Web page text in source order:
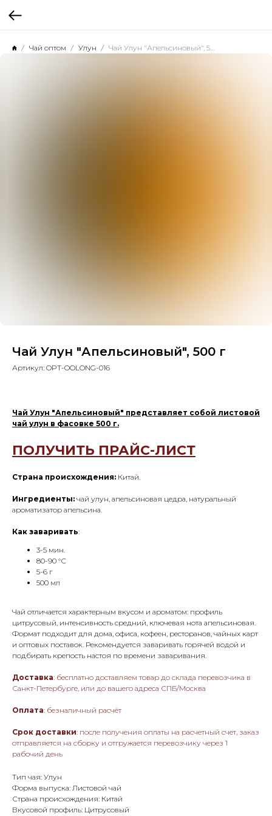
Чай оптом Улун Чай Улун "Апельсиновый", 500 г
Чай Улун "Апельсиновый", 500 г
Артикул: OPT-OOLONG-016
Чай Улун "Апельсиновый" представляет собой листовой
чай улун в фасовке 500 г.
ПОЛУЧИТЬ ПРАЙС-ЛИСТ
Страна происхождения: Китай.
Ингредиенты: чай улун, апельсиновая цедра, натуральный
ароматизатор апельсина.
Как заваривать:
3-5 мин.
80-90 °С
5-6 г
500 мл
Чай отличается характерным вкусом и ароматом: профиль
цитрусовый, интенсивность средний, ключевая нота апельсиновая.
Формат подходит для дома, офиса, кофеен, ресторанов, чайных карт
и оптовых поставок. Рекомендуется заваривать горячей водой и
подбирать крепость настоя по времени заваривания.
Доставка: бесплатно доставляем товар до склада перевозчика в
Санкт-Петербурге, или до вашего адреса СПБ/Москва
Оплата: безналичный расчёт
Срок доставки: после получения оплаты на расчетный счет, заказ
отправляется на сборку и отгружается перевозчику через 1
рабочий день
Тип чая: Улун
Форма выпуска: Листовой чай
Страна происхождения: Китай
Вкусовой профиль: Цитрусовый